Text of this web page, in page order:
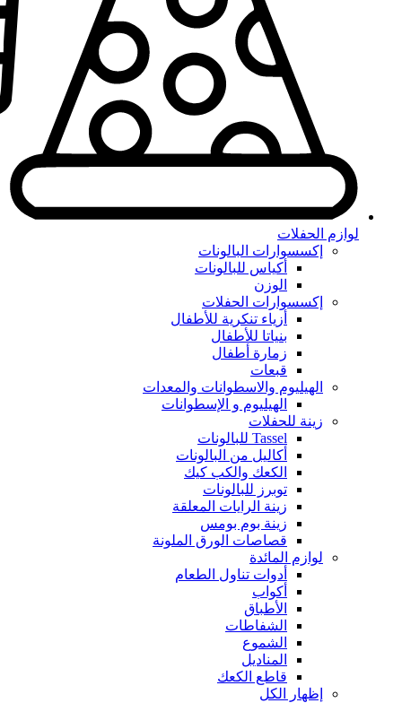
لوازم الحفلات
إكسسوارات البالونات
أكياس للبالونات
الوزن
إكسسوارات الحفلات
أزياء تنكرية للأطفال
بنياتا للأطفال
زمارة أطفال
قبعات
الهيليوم والاسطوانات والمعدات
الهيليوم و الإسطوانات
زينة للحفلات
Tassel للبالونات
أكاليل من البالونات
الكعك والكب كيك
توبرز للبالونات
زينة الرايات المعلقة
زينة بوم بومس
قصاصات الورق الملونة
لوازم المائدة
أدوات تناول الطعام
أكواب
الأطباق
الشفاطات
الشموع
المناديل
قاطع الكعك
إظهار الكل